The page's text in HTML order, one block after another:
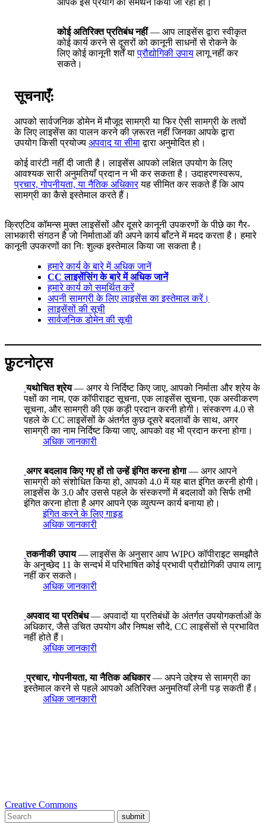
आपके इस प्रयोग का समर्थन किया जा रहा हो।
कोई अतिरिक्त प्रतिबंध नहीं— आप लाइसेंस द्वारा स्वीकृत
कोई कार्य करने से दूसरों को कानूनी साधनों से रोकने के
लिए कोई कानूनी शर्तें याप्रौद्योगिकी उपायलागू नहीं कर
सकते।
सूचनाएँ:
आपको सार्वजनिक डोमेन में मौजूद सामग्री या फिर ऐसी सामग्री के तत्वों
के लिए लाइसेंस का पालन करने की ज़रूरत नहीं जिनका आपके द्वारा
उपयोग किसी प्रयोज्य अपवाद या सीमाद्वारा अनुमोदित हो।
कोई वारंटी नहीं दी जाती है। लाइसेंस आपको लक्षित उपयोग के लिए
आवश्यक सारी अनुमतियाँ प्रदान न भी कर सकता है। उदाहरणस्वरूप,
प्रचार, गोपनीयता, या नैतिक अधिकारयह सीमित कर सकते हैं कि आप
सामग्री का कैसे इस्तेमाल करते हैं।
क्रिएटिव कॉमन्स मुक्त लाइसेंसों और दूसरे कानूनी उपकरणों के पीछे का गैर-
लाभकारी संगठन है जो निर्माताओं की अपने कार्य बाँटने में मदद करता है। हमारे
कानूनी उपकरणों का निः शुल्क इस्तेमाल किया जा सकता है।
हमारे कार्य के बारे में अधिक जानें
CC लाइसेंसिंग के बारे में अधिक जानें
हमारे कार्य को समर्थित करें
अपनी सामग्री के लिए लाइसेंस का इस्तेमाल करें।
लाइसेंसों की सूची
सार्वजनिक डोमेन की सूची
फ़ुटनोट्स
यथोचित श्रेय— अगर ये निर्दिष्ट किए जाए, आपको निर्माता और श्रेय के
पक्षों का नाम, एक कॉपीराइट सूचना, एक लाइसेंस सूचना, एक अस्वीकरण
सूचना, और सामग्री की एक कड़ी प्रदान करनी होगी। संस्करण 4.0 से
पहले के CC लाइसेंसों के अंतर्गत कुछ दूसरे बदलावों के साथ, अगर
सामग्री का नाम निर्दिष्ट किया जाए, आपको वह भी प्रदान करना होगा।
अधिक जानकारी
अगर बदलाव किए गए हों तो उन्हें इंगित करना होगा— अगर आपने
सामग्री को संशोधित किया हो, आपको 4.0 में यह बात इंगित करनी होगी।
लाइसेंस के 3.0 और उससे पहले के संस्करणों में बदलावों को सिर्फ तभी
इंगित करना होता है अगर आपने एक व्युत्पन्न कार्य बनाया हो।
इंगित करने के लिए गाइड
अधिक जानकारी
तकनीकी उपाय— लाइसेंस के अनुसार आप WIPO कॉपीराइट समझौते
के अनुच्छेद 11 के सन्दर्भ में परिभाषित कोई प्रभावी प्रौद्योगिकी उपाय लागू
नहीं कर सकते।
अधिक जानकारी
अपवाद या प्रतिबंध— अपवादों या प्रतिबंधों के अंतर्गत उपयोगकर्ताओं के
अधिकार, जैसे उचित उपयोग और निष्पक्ष सौदे, CC लाइसेंसों से प्रभावित
नहीं होते हैं।
अधिक जानकारी
प्रचार, गोपनीयता, या नैतिक अधिकार— अपने उद्देश्य से सामग्री का
इस्तेमाल करने से पहले आपको अतिरिक्त अनुमतियाँ लेनी पड़ सकती हैं।
अधिक जानकारी
Creative Commons
submit